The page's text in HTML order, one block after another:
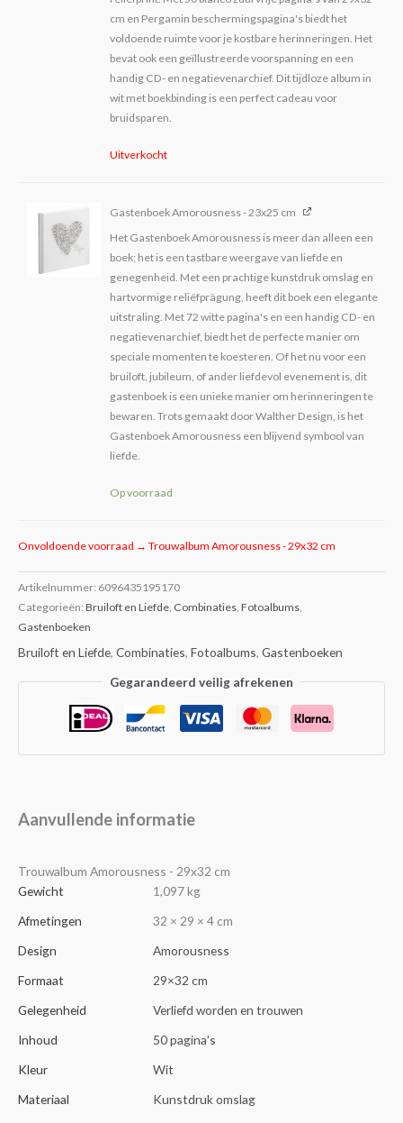
cm en Pergamin beschermingspagina's biedt het
voldoende ruimte voor je kostbare herinneringen. Het
bevat ook een geïllustreerde voorspanning en een
handig CD- en negatievenarchief. Dit tijdloze album in
wit met boekbinding is een perfect cadeau voor
bruidsparen.
Uitverkocht
Gastenboek Amorousness - 23x25 cm
Het Gastenboek Amorousness is meer dan alleen een
boek; het is een tastbare weergave van liefde en
genegenheid. Met een prachtige kunstdruk omslag en
hartvormige reliëfprägung, heeft dit boek een elegante
uitstraling. Met 72 witte pagina's en een handig CD- en
negatievenarchief, biedt het de perfecte manier om
speciale momenten te koesteren. Of het nu voor een
bruiloft, jubileum, of ander liefdevol evenement is, dit
gastenboek is een unieke manier om herinneringen te
bewaren. Trots gemaakt door Walther Design, is het
Gastenboek Amorousness een blijvend symbool van
liefde.
Op voorraad
Onvoldoende voorraad → Trouwalbum Amorousness - 29x32 cm
Artikelnummer: 6096435195170
Categorieën: Bruiloft en Liefde, Combinaties, Fotoalbums,
Gastenboeken
Bruiloft en Liefde, Combinaties, Fotoalbums, Gastenboeken
Gegarandeerd veilig afrekenen
Aanvullende informatie
Trouwalbum Amorousness - 29x32 cm
Gewicht
1,097 kg
Afmetingen
32 × 29 × 4 cm
Design
Amorousness
Formaat
29×32 cm
Gelegenheid
Verliefd worden en trouwen
Inhoud
50 pagina's
Kleur
Wit
Materiaal
Kunstdruk omslag